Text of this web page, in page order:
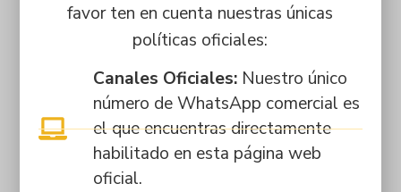
favor ten en cuenta nuestras únicas
políticas oficiales:
Canales Oficiales:Nuestro único
número de WhatsApp comercial es
el que encuentras directamente
habilitado en esta página web
oficial.